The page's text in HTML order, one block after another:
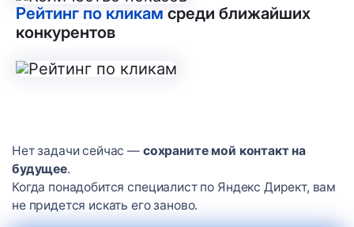
Рейтинг по кликам среди ближайших
конкурентов
Нет задачи сейчас — сохраните мой контакт на
будущее.
Когда понадобится специалист по Яндекс Директ, вам
не придется искать его заново.